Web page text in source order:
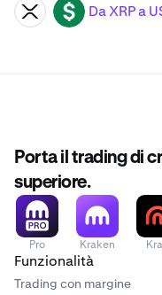
XRP USD Da XRP a
Porta il trading di
superiore.
Pro Kraken
Funzionalità
Trading con margine